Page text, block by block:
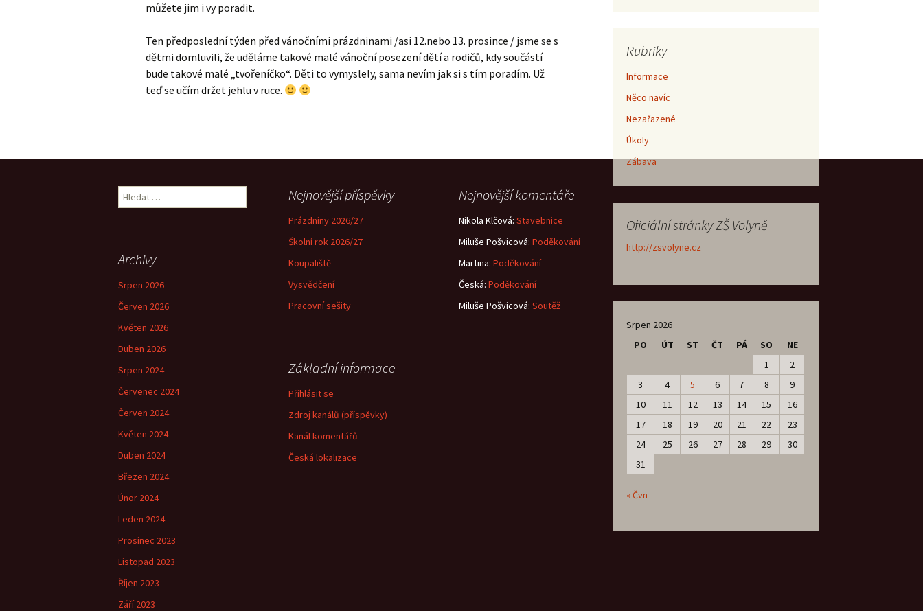
můžete jim i vy poradit.
Ten předposlední týden před vánočními prázdninami /asi 12.nebo 13. prosince / jsme se s
dětmi domluvili, že uděláme takové malé vánoční posezení dětí a rodičů, kdy součástí
bude takové malé „tvořeníčko“. Děti to vymyslely, sama nevím jak si s tím poradím. Už
teď se učím držet jehlu v ruce.
Rubriky
Informace
Něco navíc
Nezařazené
Úkoly
Zábava
Oficiální stránky ZŠ Volyně
http://zsvolyne.cz
Srpen 2026
PO
ÚT ST ČT PÁ SO
NE
1
2
3
4 5 6 7 8
9
10
11 12 13 14 15
16
17
18 19 20 21 22
23
24
25 26 27 28 29
30
31
« Čvn
Vyhledávání Nejnovější příspěvky
Prázdniny 2026/27
Školní rok 2026/27
Koupaliště
Vysvědčení
Pracovní sešity
Nejnovější komentáře
Nikola Klčová: Stavebnice
Miluše Pošvicová: Poděkování
Martina: Poděkování
Česká: Poděkování
Miluše Pošvicová: Soutěž
Archivy
Srpen 2026
Červen 2026
Květen 2026
Duben 2026
Srpen 2024
Červenec 2024
Červen 2024
Květen 2024
Duben 2024
Březen 2024
Únor 2024
Leden 2024
Prosinec 2023
Listopad 2023
Říjen 2023
Září 2023
Základní informace
Přihlásit se
Zdroj kanálů (příspěvky)
Kanál komentářů
Česká lokalizace